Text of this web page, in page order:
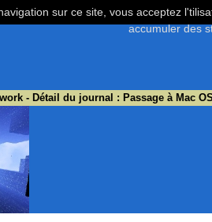
- Détail du journal : Passage à Mac
sur ce site, vous acceptez
accumuler des